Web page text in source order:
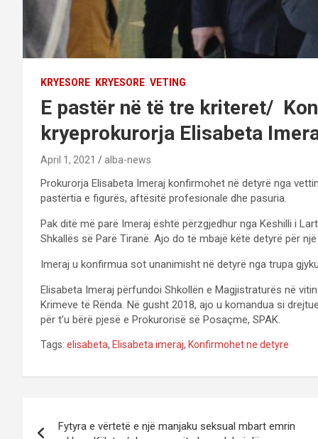
KRYESORE KRYESORE VETING
E pastër në të tre kriteret/
kryeprokurorja Elisabeta
April 1, 2021 alba-news
Prokurorja Elisabeta Imeraj konfirmohet në detyrë nga
pastërtia e figurës, aftësitë profesionale dhe pasuria.
Pak ditë më parë Imeraj është përzgjedhur nga Këshilli i
Shkallës së Parë Tiranë. Ajo do të mbajë këtë detyrë për
Imeraj u konfirmua sot unanimisht në detyrë nga trupa
Elisabeta Imeraj përfundoi Shkollën e Magjistraturës në
Krimeve të Rënda. Në gusht 2018, ajo u komandua si
për t’u bërë pjesë e Prokurorisë së Posaçme, SPAK.
Tags: elisabeta, Elisabeta imeraj, Konfirmohet ne detyre
Fytyra e vërtetë e një manjaku seksual mbart emrin